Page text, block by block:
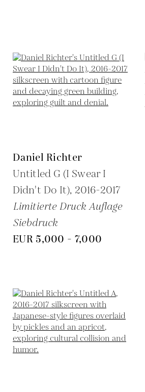
Daniel Richter
Untitled G (I Swear I
Didn't Do It), 2016-2017
Limitierte Druck Auflage
Siebdruck
EUR 5,000 - 7,000